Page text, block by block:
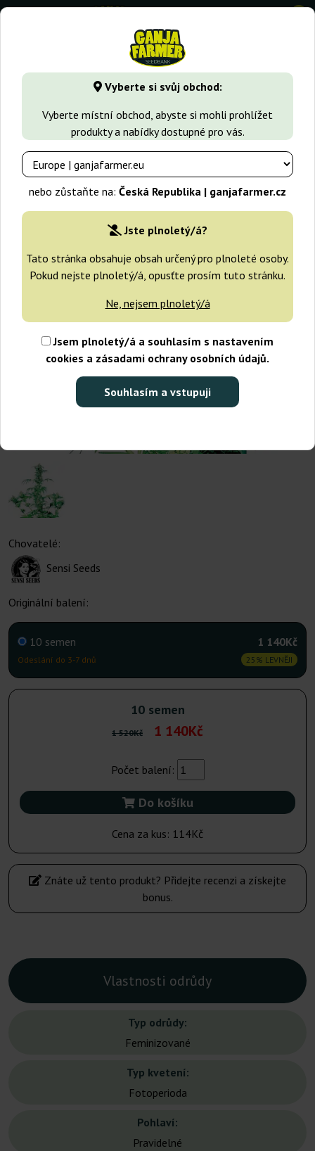
Vyberte si svůj obchod:
Vyberte místní obchod, abyste si mohli prohlížet
produkty a nabídky dostupné pro vás.
nebo zůstaňte na: Česká Republika | ganjafarmer.cz
Jste plnoletý/á?
Tato stránka obsahuje obsah určený pro plnoleté osoby.
Pokud nejste plnoletý/á, opusťte prosím tuto stránku.
Ne, nejsem plnoletý/á
Jsem plnoletý/á a souhlasím s nastavením
cookies a zásadami ochrany osobních údajů.
Souhlasím a vstupuji
0
GanjaFarmer.cz Typy Semen Marihuany Indica semena
-25%
+dárky
Chovatelé:
Sensi Seeds
Originální balení:
10 semen
Odeslání do 3-7 dnů
1 140Kč
25% LEVNĚJI
10 semen
1 520Kč 1 140Kč
Počet balení:
Do košíku
Cena za kus: 114Kč
Znáte už tento produkt? Přidejte recenzi a získejte
bonus.
Vlastnosti odrůdy
Typ odrůdy:
Feminizované
Typ kvetení:
Fotoperioda
Pohlaví:
Pravidelné